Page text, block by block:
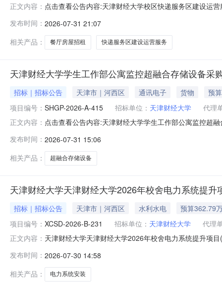
正文内容： 点击查看公告内容:天津财经大学校区快递服务区建设运
发布时间： 2026-07-31 21:07
相关产品：
餐厅房屋招租 快递服务区建设运营服务
天津财经大学学生工作部公寓监控超融合存储设备采
招标｜招标公告 天津市｜河西区 通讯电子 货物
预
项目编号： SHGP-2026-A-415 招标单位： 天津财经大学
代理
正文内容： 点击查看公告内容:天津财经大学学生工作部公寓监控超
发布时间： 2026-07-31 15:06
相关产品：
超融合存储设备
天津财经大学天津财经大学2026年校舍电力系统提
招标｜招标公告 天津市｜河西区 水利水电
预算362.79
项目编号： XCSD-2026-B-231 招标单位： 天津财经大学
代理
正文内容： 天津财经大学天津财经大学2026年校舍电力系统提升项
经大学项目概况天津财经大学2026年校舍电力系统提升
发布时间： 2026-07-30 14:58
相关产品：
电力系统安装